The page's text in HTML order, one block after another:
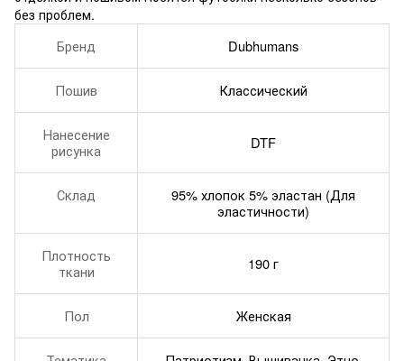
без проблем.
Бренд Dubhumans
Пошив Классический
Нанесение
рисунка
DTF
Склад
95% хлопок 5% эластан (Для
эластичности)
Плотность
ткани
190 г
Пол Женская